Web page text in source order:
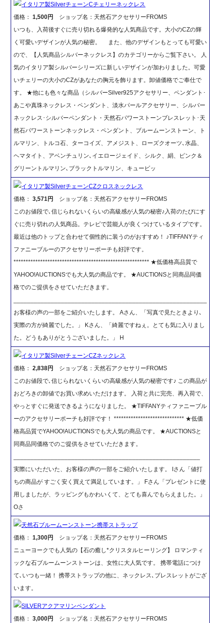
イタリア製SilverチェーンCチェリーネックレス
価格：1,500円
ショップ名：天然石アクセサリーFROMS
いつも、入荷後すぐに売り切れる爆発的な人気商品です。大小のCZの輝
く可愛いデザインが人気の秘密。 また、他のデザインもとっても可愛い
ので、【人気商品シルバーネックレス】のカテゴリーからご覧下さい。 人
気のイタリア製シルバーシリーズに新しいデザインが加わりました。可愛
いチェリーの大小のCZがあなたの胸元を飾ります。卸値価格でご奉仕で
す。 ★他にも色々な商品（シルバーSilver925アクセサリー、ペンダント･
あこや真珠ネックレス・ペンダント、淡水パールアクセサリー、シルバー
ネックレス･シルバーペンダント・天然石パワーストーンブレスレット･天
然石パワーストーンネックレス・ペンダント、ブルームーンストーン、ト
ルマリン、トルコ石、ターコイズ、アメジスト、ローズクオーツ､水晶、
ヘマタイト、アベンチュリン､イエロージェイド、シルク、絹、ピンク＆
グリーントルマリン､ブラックトルマリン、キュービッ
イタリア製SilverチェーンCZクロスネックレス
価格：3,571円
ショップ名：天然石アクセサリーFROMS
このお値段で､信じられないくらいの高級感が人気の秘密♪入荷のたびにす
ぐに売り切れの人気商品。テレビで芸能人が良くつけているタイプです。
最近は他のトップと合わせて個性的に装うのがおすすめ！ ♪TIFFANYティ
ファニーブルーのアクセサリーポーチも好評です。
******************************************************** ★低価格高品質で
YAHOO!AUCTIONSでも大人気の商品です。 ★AUCTIONSと同商品同価
格でのご提供をさせていただきます。
お客様の声の一部をご紹介いたします。 Aさん、「写真で見たときより､
実際の方が綺麗でした。」 Kさん、「綺麗ですねぇ。とても気に入りまし
た。どうもありがとうございました。」 H
イタリア製SilverチェーンCZネックレス
価格：2,838円
ショップ名：天然石アクセサリーFROMS
このお値段で､信じられないくらいの高級感が人気の秘密です♪ この商品が
おどろきの卸値でお買い求めいただけます。 入荷と共に完売、再入荷で、
やっとすぐに発送できるようになりました。 ★TIFFANYティファニーブル
ーのアクセサリーポーチも好評です！ ***************************** ★低価
格高品質でYAHOO!AUCTIONSでも大人気の商品です。 ★AUCTIONSと
同商品同価格でのご提供をさせていただきます。
実際にいただいた、お客様の声の一部をご紹介いたします。 Iさん「値打
ちの商品が すごく安く買えて満足しています。」 Fさん「プレゼントに使
用しましたが、ラッピングもかわいくて、とても喜んでもらえました。」
Oさ
天然石ブルームーンストーン携帯ストラップ
価格：1,300円
ショップ名：天然石アクセサリーFROMS
ニューヨークでも人気の【石の癒し*クリスタルヒーリング】 ロマンティ
ックな石ブルームーンストーンは、女性に大人気です。 携帯電話につけ
て､いつも一緒！ 携帯ストラップの他に、ネックレス､ブレスレットがござ
います。
SILVERアクアマリンペンダント
価格：3,000円 ショップ名：天然石アクセサリーFROMS